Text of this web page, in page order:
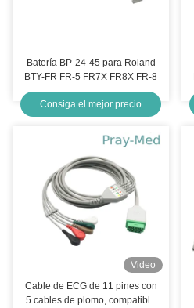
Batería BP-24-45 para Roland
BTY-FR FR-5 FR7X FR8X FR-8
Consiga el mejor precio
Video
Cable de ECG de 11 pines con
5 cables de plomo, compatible